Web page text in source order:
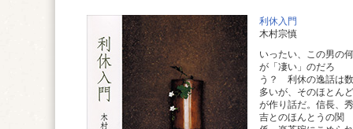
利休入門
木村宗慎
いったい、この男の何
が「凄い」のだろ
う？ 利休の逸話は数
多いが、そのほとんど
が作り話だ。信長、秀
吉とのほんとうの関